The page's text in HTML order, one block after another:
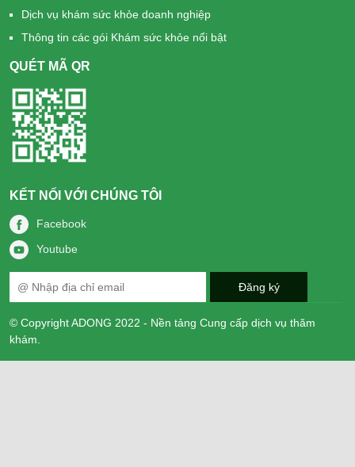
Dịch vụ khám sức khỏe doanh nghiệp
Thông tin các gói Khám sức khỏe nổi bật
QUÉT MÃ QR
KẾT NỐI VỚI CHÚNG TÔI
Facebook
Youtube
© Copyright ADONG 2022 - Nền tảng Cung cấp dịch vụ thăm
khám.